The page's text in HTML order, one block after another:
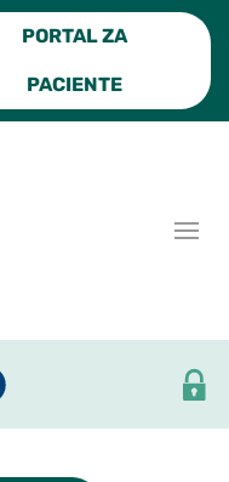
PORTAL ZA
PACIENTE